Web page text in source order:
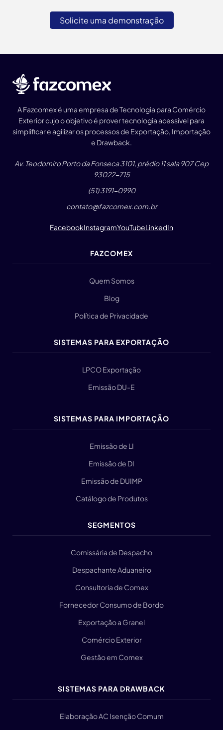
Solicite uma demonstração
A Fazcomex é uma empresa de Tecnologia para Comércio
Exterior cujo o objetivo é prover tecnologia acessível para
simplificar e agilizar os processos de Exportação, Importação
e Drawback.
Av. Teodomiro Porto da Fonseca 3101, prédio 11 sala 907 Cep
93022-715
(51) 3191-0990
contato@fazcomex.com.br
FacebookInstagramYouTubeLinkedIn
FAZCOMEX
Quem Somos
Blog
Política de Privacidade
SISTEMAS PARA EXPORTAÇÃO
LPCO Exportação
Emissão DU-E
SISTEMAS PARA IMPORTAÇÃO
Emissão de LI
Emissão de DI
Emissão de DUIMP
Catálogo de Produtos
SEGMENTOS
Comissária de Despacho
Despachante Aduaneiro
Consultoria de Comex
Fornecedor Consumo de Bordo
Exportação a Granel
Comércio Exterior
Gestão em Comex
SISTEMAS PARA DRAWBACK
Elaboração AC Isenção Comum